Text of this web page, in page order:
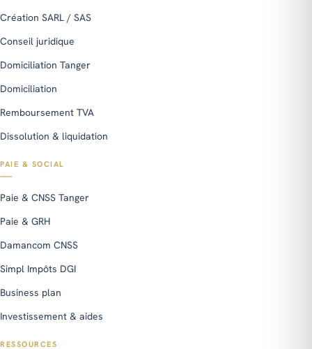
Création SARL / SAS
Conseil juridique
Domiciliation Tanger
Domiciliation
Remboursement TVA
Dissolution & liquidation
PAIE & SOCIAL
Paie & CNSS Tanger
Paie & GRH
Damancom CNSS
Simpl Impôts DGI
Business plan
Investissement & aides
RESSOURCES